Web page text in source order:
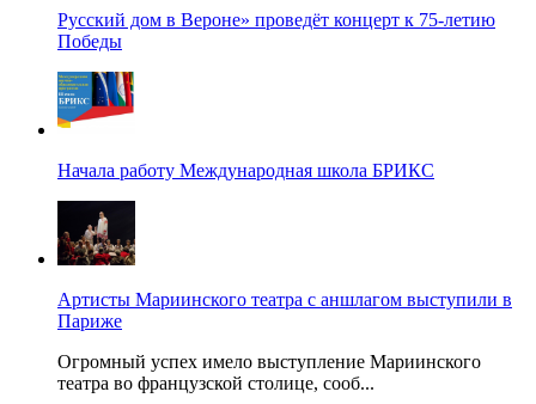
Русский дом в Вероне» проведёт концерт к 75-летию
Победы
Начала работу Международная школа БРИКС
Артисты Мариинского театра с аншлагом выступили в
Париже
Огромный успех имело выступление Мариинского
театра во французской столице, сооб...